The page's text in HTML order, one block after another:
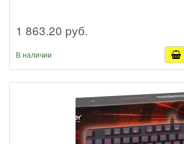
1 863.20 руб.
В наличии